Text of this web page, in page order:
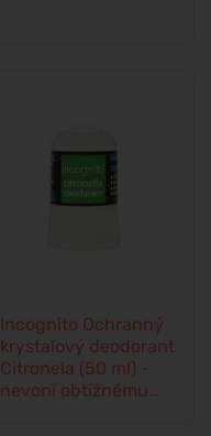
Incognito Ochranný
krystalový deodorant
Citronela (50 ml) -
nevoní obtížnému